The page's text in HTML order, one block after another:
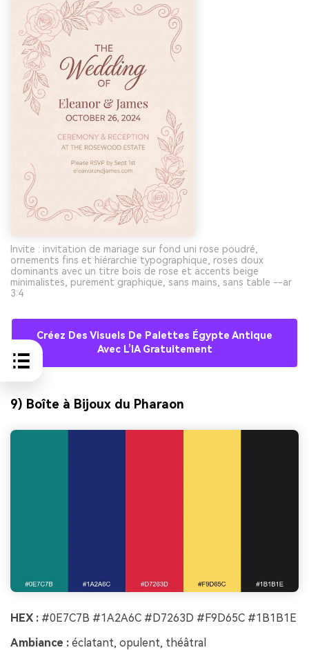
Invite : invitation de mariage sur fond uni rose poudré,
ornements fins et hiérarchie typographique, roses doux
dominants avec un titre bois de rose et accents beige
minimalistes, purement graphique, sans mains, sans table --ar
3:4
Créez Des Visuels De Palettes Égypte Antique
Avec L’IA Gratuitement
9) Boîte à Bijoux du Pharaon
HEX : #0E7C7B #1A2A6C #D7263D #F9D65C #1B1B1E
Ambiance : éclatant, opulent, théâtral